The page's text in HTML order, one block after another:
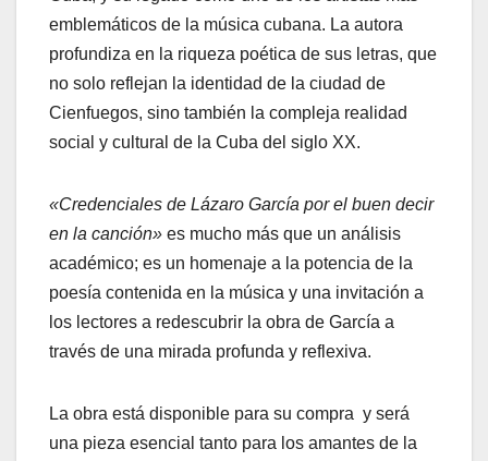
emblemáticos de la música cubana. La autora
profundiza en la riqueza poética de sus letras, que
no solo reflejan la identidad de la ciudad de
Cienfuegos, sino también la compleja realidad
social y cultural de la Cuba del siglo XX.
«Credenciales de Lázaro García por el buen decir
en la canción» es mucho más que un análisis
académico; es un homenaje a la potencia de la
poesía contenida en la música y una invitación a
los lectores a redescubrir la obra de García a
través de una mirada profunda y reflexiva.
La obra está disponible para su compra y será
una pieza esencial tanto para los amantes de la